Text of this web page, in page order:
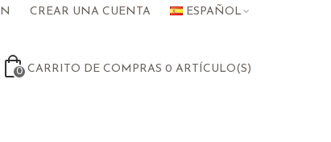
CREAR UNA CUENTA ESPAÑOL
0 CARRITO DE COMPRAS 0 ARTÍCULO(S)